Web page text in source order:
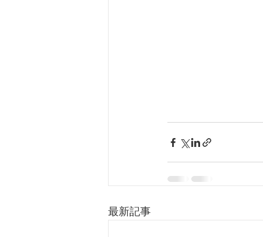
最新記事